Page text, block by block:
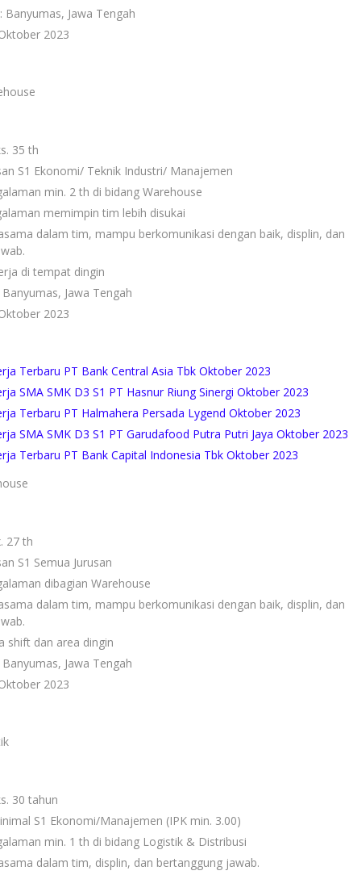
Banyumas, Jawa Tengah
2023
35 th
S1 Ekonomi/ Teknik Industri/ Manajemen
min. 2 th di bidang Warehouse
memimpin tim lebih disukai
dalam tim, mampu berkomunikasi dengan baik, displin, dan
di tempat dingin
Jawa Tengah
2023
Terbaru PT Bank Central Asia Tbk Oktober 2023
SMA SMK D3 S1 PT Hasnur Riung Sinergi Oktober 2023
Terbaru PT Halmahera Persada Lygend Oktober 2023
SMA SMK D3 S1 PT Garudafood Putra Putri Jaya Oktober 2023
Terbaru PT Bank Capital Indonesia Tbk Oktober 2023
27 th
S1 Semua Jurusan
dibagian Warehouse
dalam tim, mampu berkomunikasi dengan baik, displin, dan
shift dan area dingin
Jawa Tengah
2023
30 tahun
S1 Ekonomi/Manajemen (IPK min. 3.00)
min. 1 th di bidang Logistik & Distribusi
dalam tim, displin, dan bertanggung jawab.